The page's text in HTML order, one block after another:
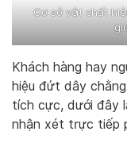
Cơ sở vật chất
Khách hàng hay
hiệu đứt dây
tích cực, dưới đây
nhận xét trực tiếp